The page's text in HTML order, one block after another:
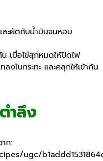
และผัดกับน้ำมันจนหอม
น เมื่อไข่สุกหมดให้ปิดไฟ
งในกระทะ และคลุกให้เข้ากัน
ตำลึง
ก:
ugc/